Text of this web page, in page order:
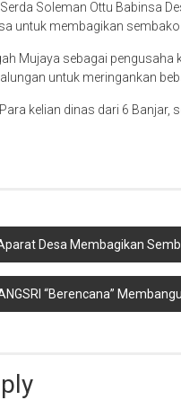
Soleman Ottu Babinsa
untuk membagikan
Mujaya sebagai
untuk meringankan
kelian dinas dari 6
Desa Membagikan
“Berencana”